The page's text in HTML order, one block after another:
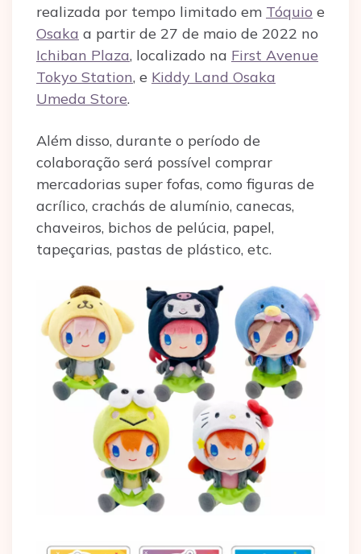
realizada por tempo limitado em Tóquio e
Osaka a partir de 27 de maio de 2022 no
Ichiban Plaza, localizado na First Avenue
Tokyo Station, e Kiddy Land Osaka
Umeda Store.
Além disso, durante o período de
colaboração será possível comprar
mercadorias super fofas, como figuras de
acrílico, crachás de alumínio, canecas,
chaveiros, bichos de pelúcia, papel,
tapeçarias, pastas de plástico, etc.